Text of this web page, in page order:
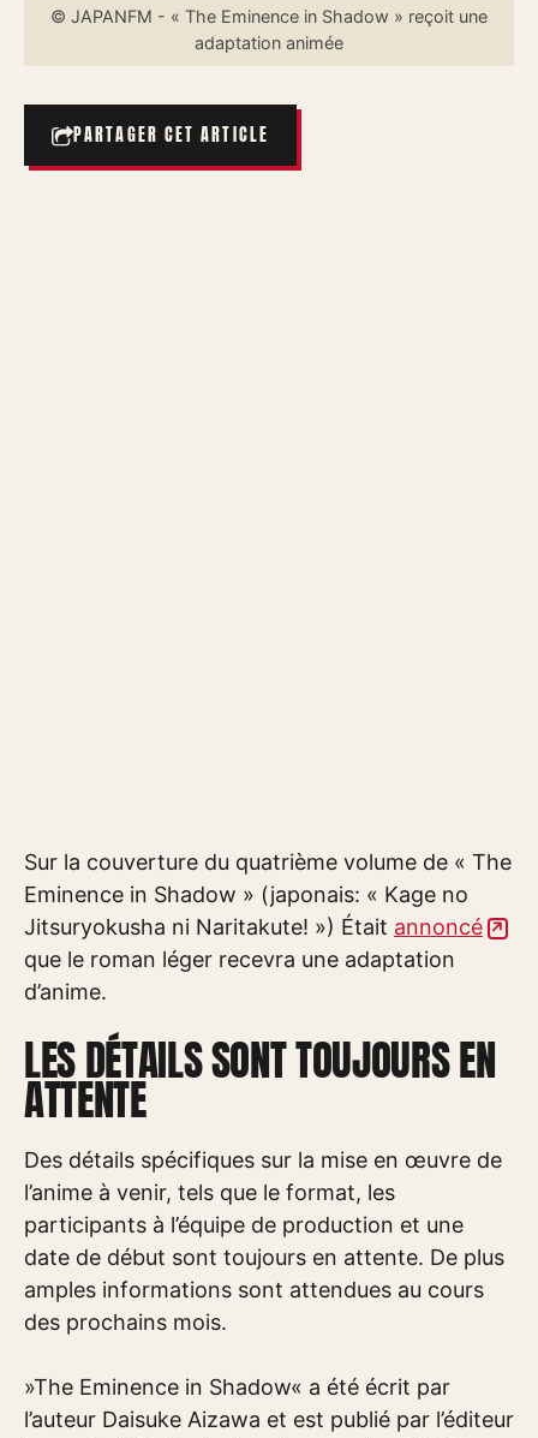
© JAPANFM - « The Eminence in Shadow » reçoit une
adaptation animée
PARTAGER CET ARTICLE
Sur la couverture du quatrième volume de « The
Eminence in Shadow » (japonais: « Kage no
Jitsuryokusha ni Naritakute! ») Était annoncé
que le roman léger recevra une adaptation
d’anime.
LES DÉTAILS SONT TOUJOURS EN
ATTENTE
Des détails spécifiques sur la mise en œuvre de
l’anime à venir, tels que le format, les
participants à l’équipe de production et une
date de début sont toujours en attente. De plus
amples informations sont attendues au cours
des prochains mois.
»The Eminence in Shadow« a été écrit par
l’auteur Daisuke Aizawa et est publié par l’éditeur